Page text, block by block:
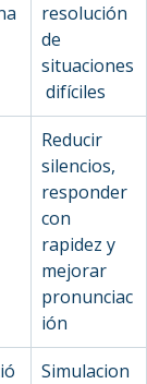
resolución
de
situaciones
difíciles
Reducir
silencios,
responder
con
rapidez y
mejorar
pronunciac
ión
Simulacion